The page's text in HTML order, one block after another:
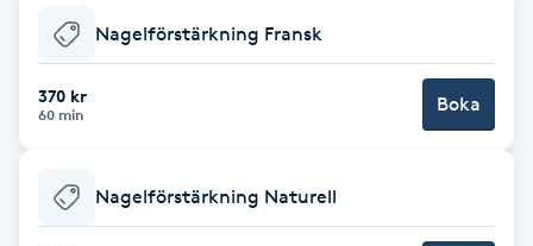
Damklippning
Diamantslipning
Nagelförstärkning Fransk
370 kr
60 min Boka
Nagelförstärkning Naturell